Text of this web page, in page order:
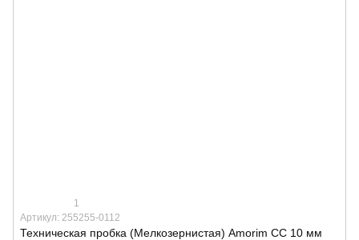
1
Артикул: 255255-0112
Техническая пробка (Мелкозернистая) Amorim CC 10 мм